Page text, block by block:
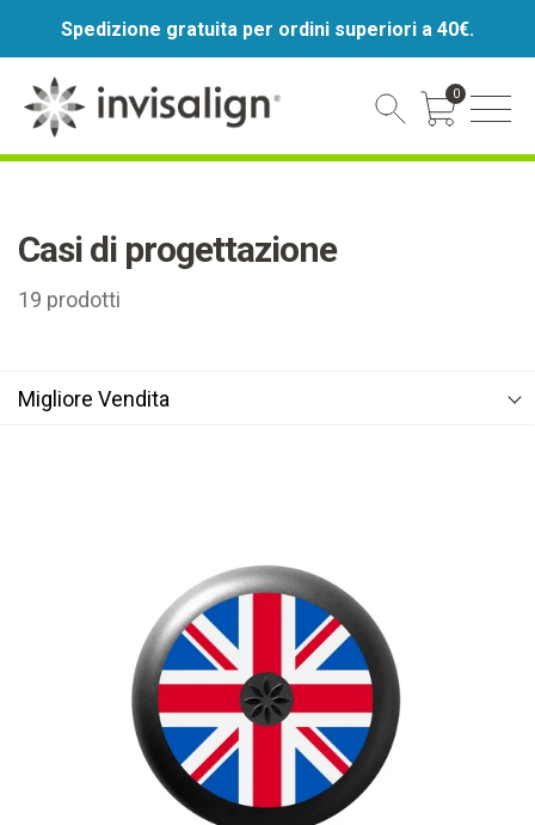
Spedizione gratuita per ordini superiori a 40€.
0
Casi di progettazione
19 prodotti
Migliore Vendita